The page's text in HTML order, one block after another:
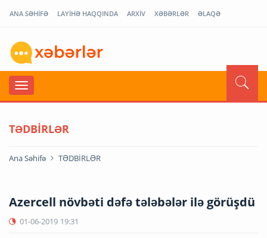
ANA SƏHİFƏ LAYİHƏ HAQQINDA ARXİV XƏBƏRLƏR ƏLAQƏ
TƏDBİRLƏR
Ana Səhifə TƏDBİRLƏR
Azercell növbəti dəfə tələbələr ilə görüşdü
01-06-2019 19:31